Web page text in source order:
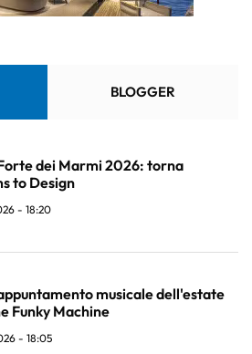
BLOGGER
dei Marmi 2026: torna
to Design
- 18:20
musicale dell'estate
Funky Machine
- 18:05